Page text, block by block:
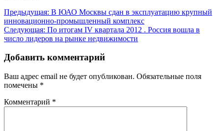
Навигация
по
записям
Предыдущая: В ЮАО Москвы сдан в эксплуатацию крупный
инновационно-промышленный комплекс
Следующая: По итогам IV квартала 2012 . Россия вошла в
число лидеров на рынке недвижимости
Добавить комментарий
Ваш адрес email не будет опубликован. Обязательные поля
помечены *
Комментарий *